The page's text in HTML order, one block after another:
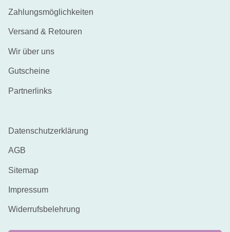
Zahlungsmöglichkeiten
Versand & Retouren
Wir über uns
Gutscheine
Partnerlinks
Datenschutzerklärung
AGB
Sitemap
Impressum
Widerrufsbelehrung